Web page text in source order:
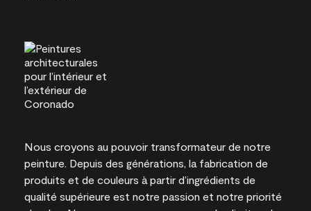
Nous croyons au pouvoir transformateur de notre
peinture. Depuis des générations, la fabrication de
produits et de couleurs à partir d’ingrédients de
qualité supérieure est notre passion et notre priorité